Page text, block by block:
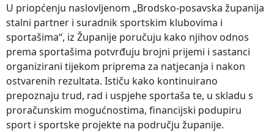
U priopćenju naslovljenom „Brodsko-posavska županija
stalni partner i suradnik sportskim klubovima i
sportašima“, iz Županije poručuju kako njihov odnos
prema sportašima potvrđuju brojni prijemi i sastanci
organizirani tijekom priprema za natjecanja i nakon
ostvarenih rezultata. Ističu kako kontinuirano
prepoznaju trud, rad i uspjehe sportaša te, u skladu s
proračunskim mogućnostima, financijski podupiru
sport i sportske projekte na području županije.